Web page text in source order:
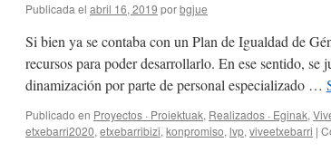
Publicada el abril 16, 2019 porbgjue
Si bien ya se contaba con un Plan de Igualdad de
recursos para poder desarrollarlo. En ese sentido, se
dinamización por parte de personal especializado …
Publicado en Proyectos · Proiektuak, Realizados · Eginak,
etxebarri2020, etxebarribizi, konpromiso, lvp, viveetxebarri |